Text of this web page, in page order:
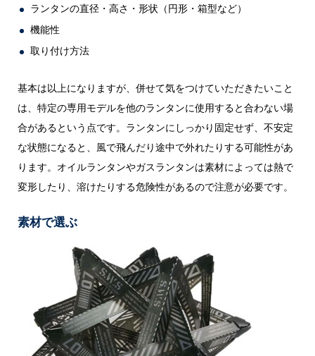
ランタンの直径・高さ・形状（円形・箱型など）
機能性
取り付け方法
基本は以上になりますが、併せて気をつけていただきたいこと
は、特定の専用モデルを他のランタンに使用すると合わない場
合があるという点です。ランタンにしっかり固定せず、不安定
な状態になると、風で飛んだり途中で外れたりする可能性があ
ります。オイルランタンやガスランタンは素材によっては熱で
変形したり、溶けたりする危険性があるので注意が必要です。
素材で選ぶ